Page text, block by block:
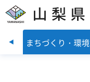
山梨県
祉 まちづくり・環境